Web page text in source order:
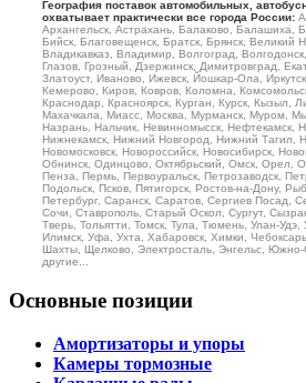
География поставок автомобильных,
охватывает практически все города России:
Архангельск, Астрахань, Балаково, Балашиха,
Бийск, Благовещенск, Братск, Брянск, Великий
Владикавказ, Владимир, Волгоград,
Глазов, Грозный, Дзержинск, Димитровград,
Златоуст, Иваново, Ижевск, Йошкар-Ола,
Кемерово, Киров, Ковров, Коломна,
Краснодар, Красноярск, Курган, Курск, Кызыл,
Махачкала, Миасс, Москва, Мурманск, Муром,
Назрань, Нальчик, Невинномысск, Нефтекамск,
Нижнекамск, Нижний Новгород, Нижний Тагил,
Новомосковск, Новороссийск, Новосибирск,
Обнинск, Одинцово, Октябрьский, Омск, Орел,
Пенза, Пермь, Первоуральск, Петрозаводск,
Подольск, Псков, Пятигорск, Ростов-на-Дону,
Петербург, Саранск, Саратов, Сергиев Посад,
Сочи, Ставрополь, Старый Оскол, Сургут,
Тверь, Тольятти, Томск, Тула, Тюмень, Улан-Удэ,
Илимск, Уфа, Ухта, Хабаровск, Химки,
Шахты, Щелково, Электросталь, Энгельс, Южно-
другие...
Основные позиции
Амортизаторы и упоры
Камеры тормозные